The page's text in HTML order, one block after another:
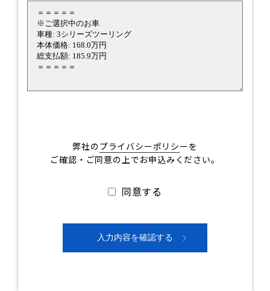
弊社のプライバシーポリシーを
ご確認・ご同意の上でお申込みください。
同意する